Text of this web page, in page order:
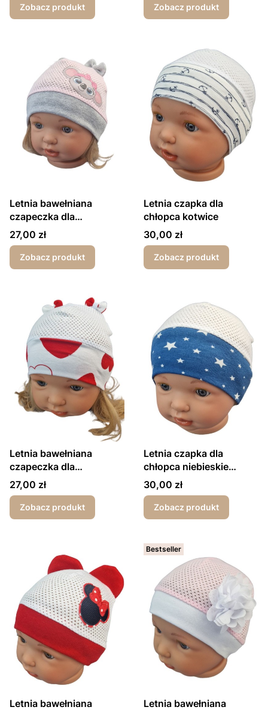
Zobacz produkt Zobacz produkt
Letnia bawełniana
czapeczka dla
dziewczynki koala
różowa
Cena
27,00 zł
Zobacz produkt
Letnia czapka dla
chłopca kotwice
Cena
30,00 zł
Zobacz produkt
Letnia bawełniana
czapeczka dla
dziewczynki serduszka
Cena
27,00 zł
Zobacz produkt
Letnia czapka dla
chłopca niebieskie
gwiazdki
Cena
30,00 zł
Zobacz produkt
Letnia bawełniana
Bestseller
Letnia bawełniana